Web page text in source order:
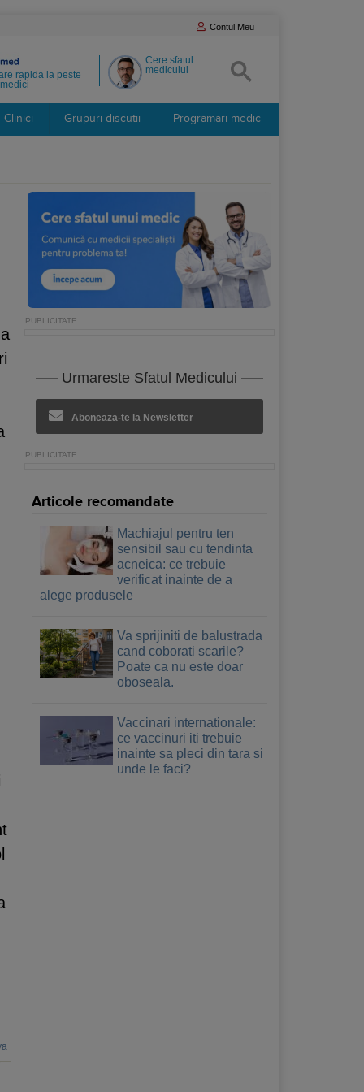
Contul Meu
Cere sfatul
medicului
rapida la peste
Clinici Grupuri discutii Programari medic
Urmareste Sfatul Medicului
Aboneaza-te la Newsletter
Articole recomandate
Machiajul pentru ten
sensibil sau cu tendinta
acneica: ce trebuie
verificat inainte de a
alege produsele
Va sprijiniti de balustrada
cand coborati scarile?
Poate ca nu este doar
oboseala.
Vaccinari internationale:
ce vaccinuri iti trebuie
inainte sa pleci din tara si
unde le faci?